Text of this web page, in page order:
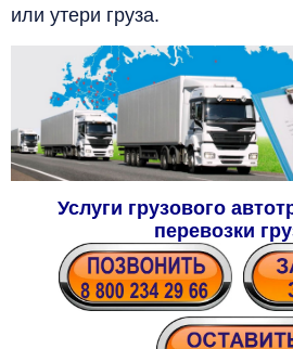
или утери груза.
Услуги грузового
перевозки